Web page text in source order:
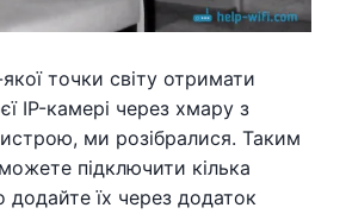
точки світу отримати
IP-камері через хмару з
ми розібралися. Таким
підключити кілька
їх через додаток